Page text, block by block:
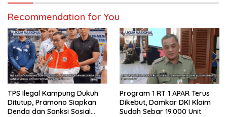
Recommendation for You
TPS Ilegal Kampung Dukuh
Ditutup, Pramono Siapkan
Denda dan Sanksi Sosial
Program 1 RT 1 APAR Terus
Dikebut, Damkar DKI Klaim
Sudah Sebar 19.000 Unit